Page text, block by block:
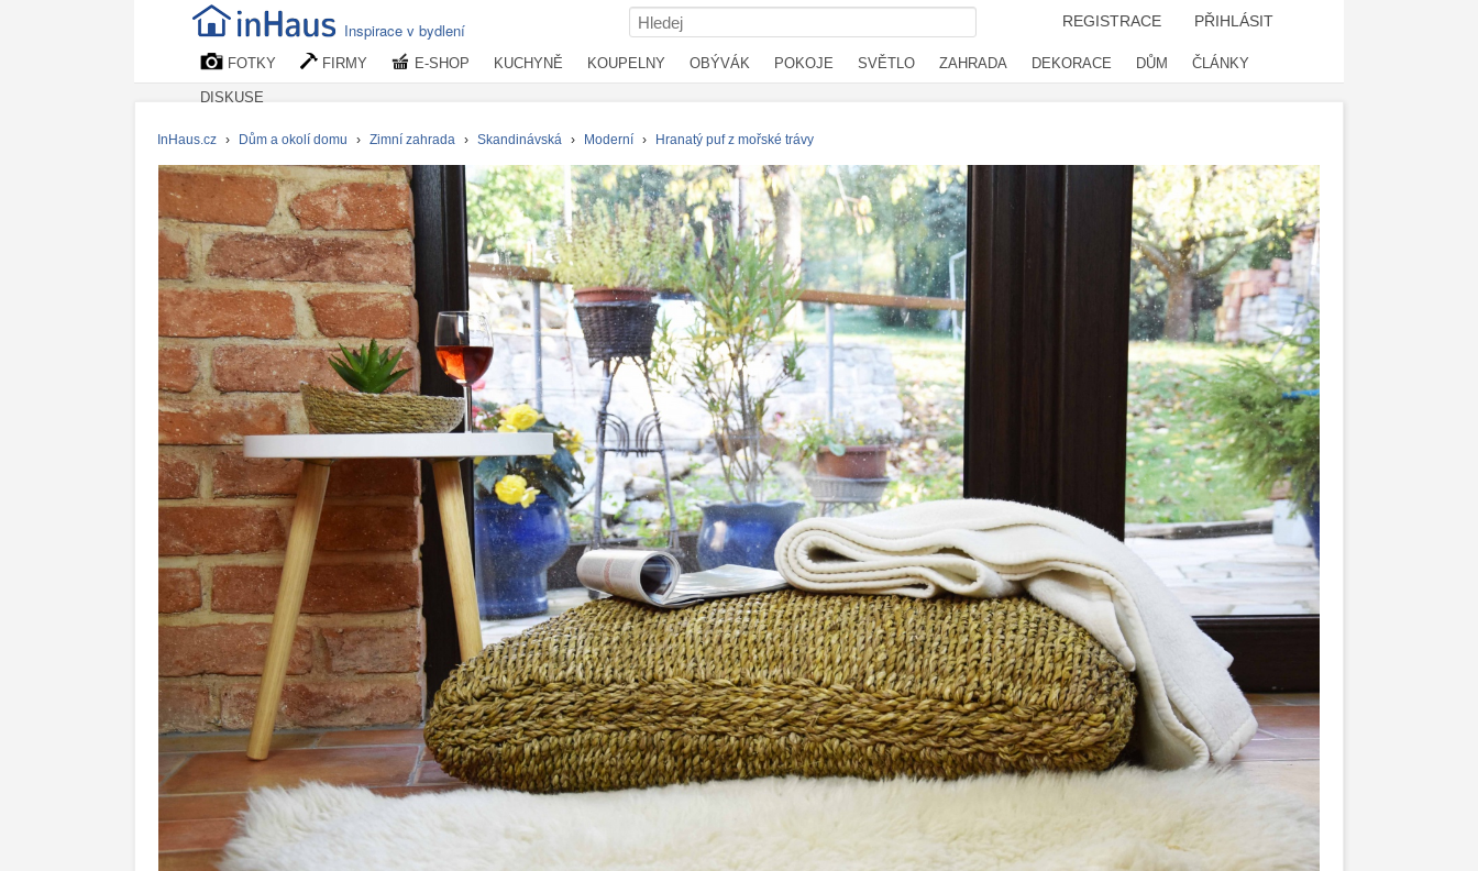
Inspirace v bydlení REGISTRACE PŘIHLÁSIT
FOTKY FIRMY E-SHOP KUCHYNĚ KOUPELNY OBÝVÁK POKOJE SVĚTLO ZAHRADA DEKORACE DŮM ČLÁNKY
DISKUSE
InHaus.cz › Dům a okolí domu › Zimní zahrada › Skandinávská › Moderní › Hranatý puf z mořské trávy